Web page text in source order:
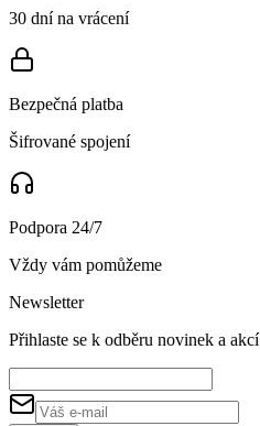
30 dní na vrácení
Bezpečná platba
Šifrované spojení
Podpora 24/7
Vždy vám pomůžeme
Newsletter
Přihlaste se k odběru novinek a akcí